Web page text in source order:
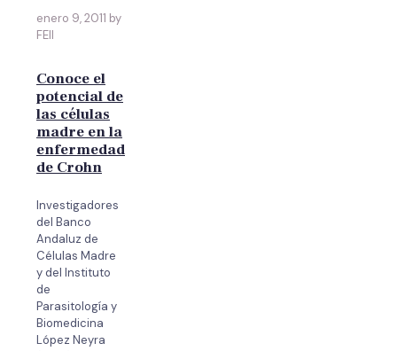
enero 9, 2011 by
FEII
Conoce el
potencial de
las células
madre en la
enfermedad
de Crohn
Investigadores
del Banco
Andaluz de
Células Madre
y del Instituto
de
Parasitología y
Biomedicina
López Neyra